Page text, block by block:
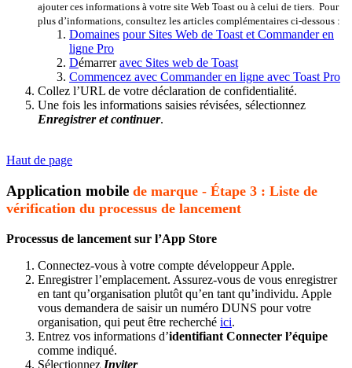
ajouter ces informations à votre site Web Toast ou à celui de tiers. Pour
plus d’informations, consultez les articles complémentaires ci-dessous :
Domaines pour Sites Web de Toast et Commander en
ligne Pro
Démarreravec Sites web de Toast
Commencez avec Commander en ligne avec Toast Pro
Collez l’URL de votre déclaration de confidentialité.
Une fois les informations saisies révisées, sélectionnez
Enregistrer et continuer.
Haut de page
Application mobile de marque - Étape 3 : Liste de
vérification du processus de lancement
Processus de lancement sur l’App Store
Connectez-vous à votre compte développeur Apple.
Enregistrer l’emplacement. Assurez-vous de vous enregistrer
en tant qu’organisation plutôt qu’en tant qu’individu. Apple
vous demandera de saisir un numéro DUNS pour votre
organisation, qui peut être recherché ici.
Entrez vos informations d’identifiant Connecter l’équipe
comme indiqué.
Sélectionnez Inviter